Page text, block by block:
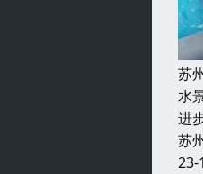
苏
水
进
苏
23-